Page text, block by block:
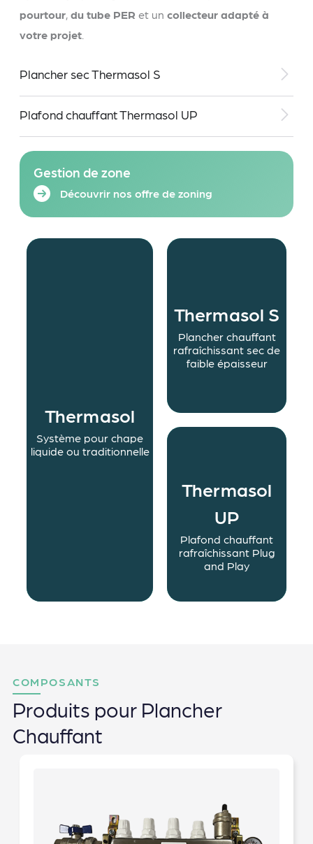
pourtour, du tube PER et un collecteur adapté à
votre projet.
Plancher sec Thermasol S
Plafond chauffant Thermasol UP
Gestion de zone
Découvrir nos offre de zoning
Thermasol
Système pour chape
liquide ou traditionnelle
Découvrir
Thermasol S
Plancher chauffant
rafraîchissant sec de
faible épaisseur
Découvrir
Thermasol
UP
Plafond chauffant
rafraîchissant Plug
and Play
Découvrir
COMPOSANTS
Produits pour Plancher
Chauffant